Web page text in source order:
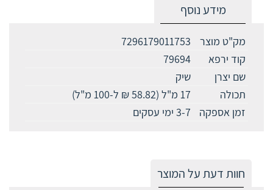
מידע נוסף
מק"ט מוצר
7296179011753
קוד ירפא
79694
שם יצרן
שיק
תכולה
17 מ"ל (58.82 ₪ ל-100 מ"ל)
זמן אספקה
3-7 ימי עסקים
חוות דעת על המוצר